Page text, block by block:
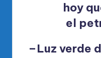
hoy
el
–Luz verde